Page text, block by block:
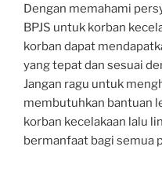
Dengan memahami
BPJS untuk korban
korban dapat
yang tepat dan sesuai
Jangan ragu untuk
membutuhkan bantuan
korban kecelakaan lalu
bermanfaat bagi semua